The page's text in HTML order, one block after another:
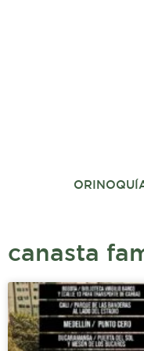
canasta